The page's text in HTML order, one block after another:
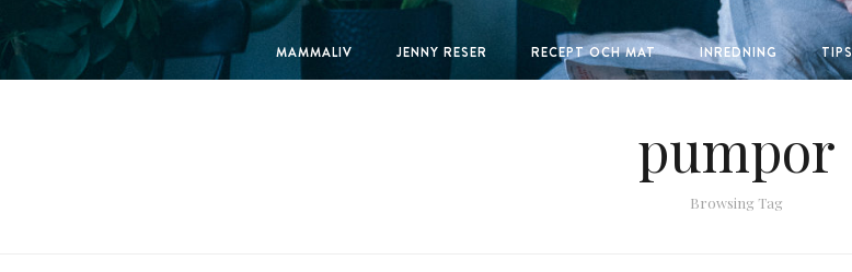
MAMMALIV JENNY RESER RECEPT OCH MAT INREDNING TIPS
pumpor
Browsing Tag